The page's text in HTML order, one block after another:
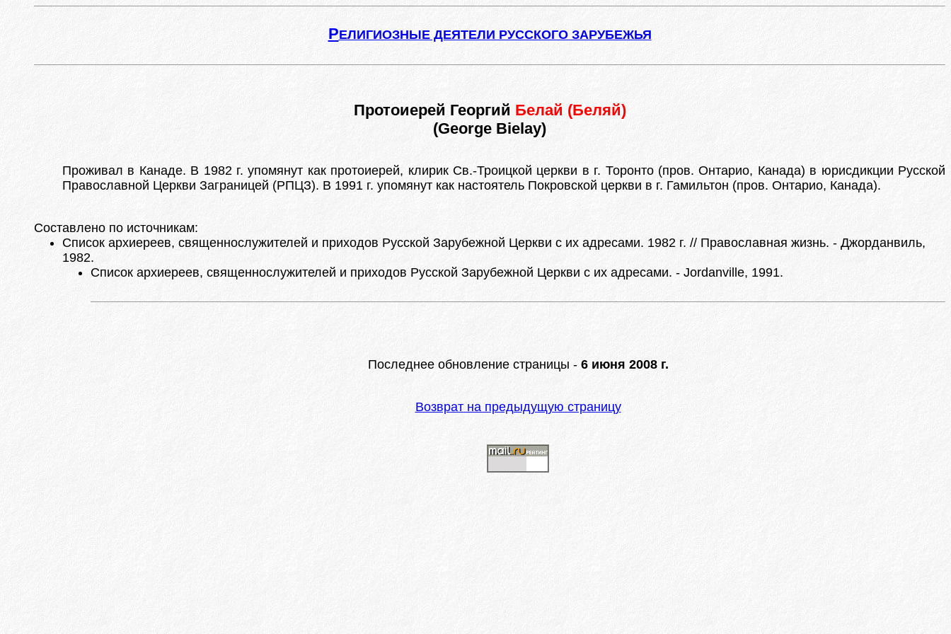
РЕЛИГИОЗНЫЕ ДЕЯТЕЛИ РУССКОГО ЗАРУБЕЖЬЯ
Протоиерей Георгий Белай (Беляй)
(George Bielay)
Проживал в Канаде. В 1982 г. упомянут как протоиерей, клирик Св.-Троицкой церкви в г. Торонто (пров. Онтарио, Канада) в юрисдикции Русской
Православной Церкви Заграницей (РПЦЗ). В 1991 г. упомянут как настоятель Покровской церкви в г. Гамильтон (пров. Онтарио, Канада).
Составлено по источникам:
Список архиереев, священнослужителей и приходов Русской Зарубежной Церкви с их адресами. 1982 г. // Православная жизнь. - Джорданвиль,
1982.
Список архиереев, священнослужителей и приходов Русской Зарубежной Церкви с их адресами. - Jordanville, 1991.
Последнее обновление страницы - 6 июня 2008 г.
Возврат на предыдущую страницу